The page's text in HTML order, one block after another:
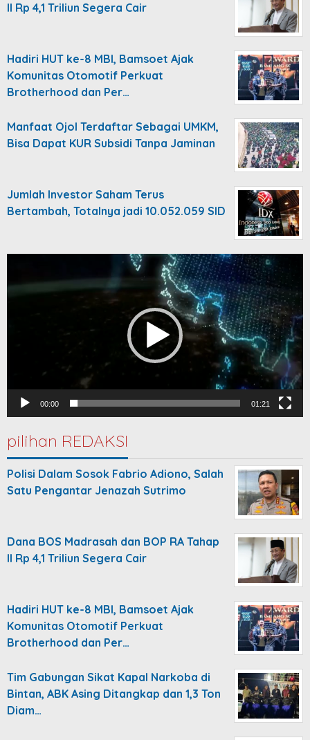
II Rp 4,1 Triliun Segera Cair
Hadiri HUT ke-8 MBI, Bamsoet Ajak
Komunitas Otomotif Perkuat
Brotherhood dan Per…
Manfaat Ojol Terdaftar Sebagai UMKM,
Bisa Dapat KUR Subsidi Tanpa Jaminan
Jumlah Investor Saham Terus
Bertambah, Totalnya jadi 10.052.059 SID
00:00 01:21
pilihan REDAKSI
Polisi Dalam Sosok Fabrio Adiono, Salah
Satu Pengantar Jenazah Sutrimo
Dana BOS Madrasah dan BOP RA Tahap
II Rp 4,1 Triliun Segera Cair
Hadiri HUT ke-8 MBI, Bamsoet Ajak
Komunitas Otomotif Perkuat
Brotherhood dan Per…
Tim Gabungan Sikat Kapal Narkoba di
Bintan, ABK Asing Ditangkap dan 1,3 Ton
Diam…